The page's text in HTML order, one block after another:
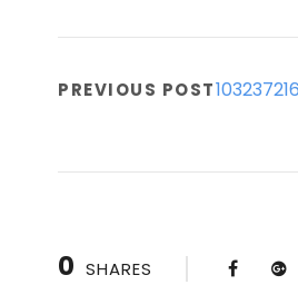
PREVIOUS POST
0 SHARES